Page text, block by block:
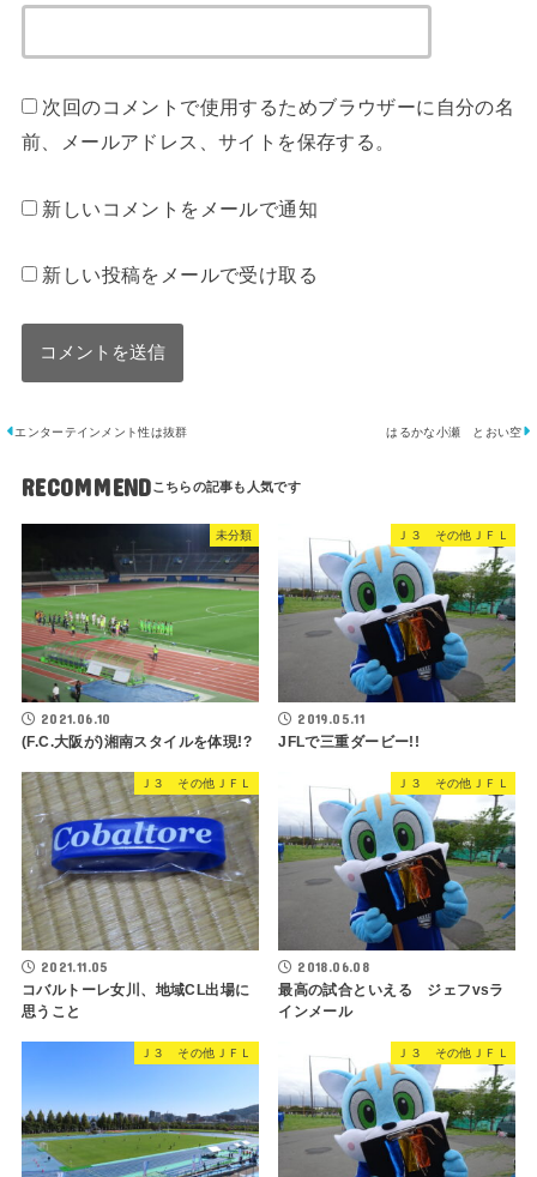
次回のコメントで使用するためブラウザーに自分の名
前、メールアドレス、サイトを保存する。
新しいコメントをメールで通知
新しい投稿をメールで受け取る
エンターテインメント性は抜群 はるかな小瀬 とおい空
RECOMMEND
未分類
2021.06.10
(F.C.大阪が)湘南スタイルを体現!?
Ｊ３ その他ＪＦＬ
2019.05.11
JFLで三重ダービー!!
Ｊ３ その他ＪＦＬ
2021.11.05
コバルトーレ女川、地域CL出場に
思うこと
Ｊ３ その他ＪＦＬ
2018.06.08
最高の試合といえる ジェフvsラ
インメール
Ｊ３ その他ＪＦＬ Ｊ３ その他ＪＦＬ